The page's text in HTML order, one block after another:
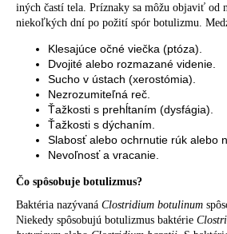
iných častí tela. Príznaky sa môžu objaviť od
niekoľkých dní po požití spór botulizmu.
Klesajúce očné viečka (ptóza).
Dvojité alebo rozmazané videnie.
Sucho v ústach (xerostómia).
Nezrozumiteľná reč.
Ťažkosti s prehĺtaním (dysfágia).
Ťažkosti s dýchaním.
Slabosť alebo ochrnutie rúk alebo
Nevoľnosť a vracanie.
Čo spôsobuje botulizmus?
Baktéria nazývaná Clostridium botulinum
Niekedy spôsobujú botulizmus baktérie